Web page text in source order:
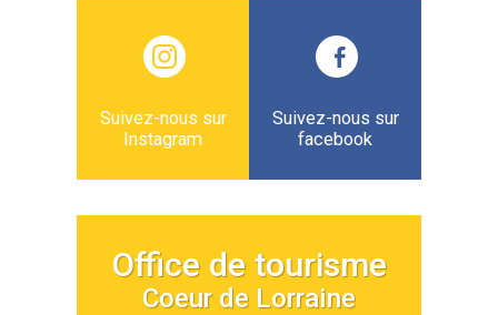
Suivez-nous sur
Instagram
Suivez-nous sur
facebook
Office de tourisme
Coeur de Lorraine